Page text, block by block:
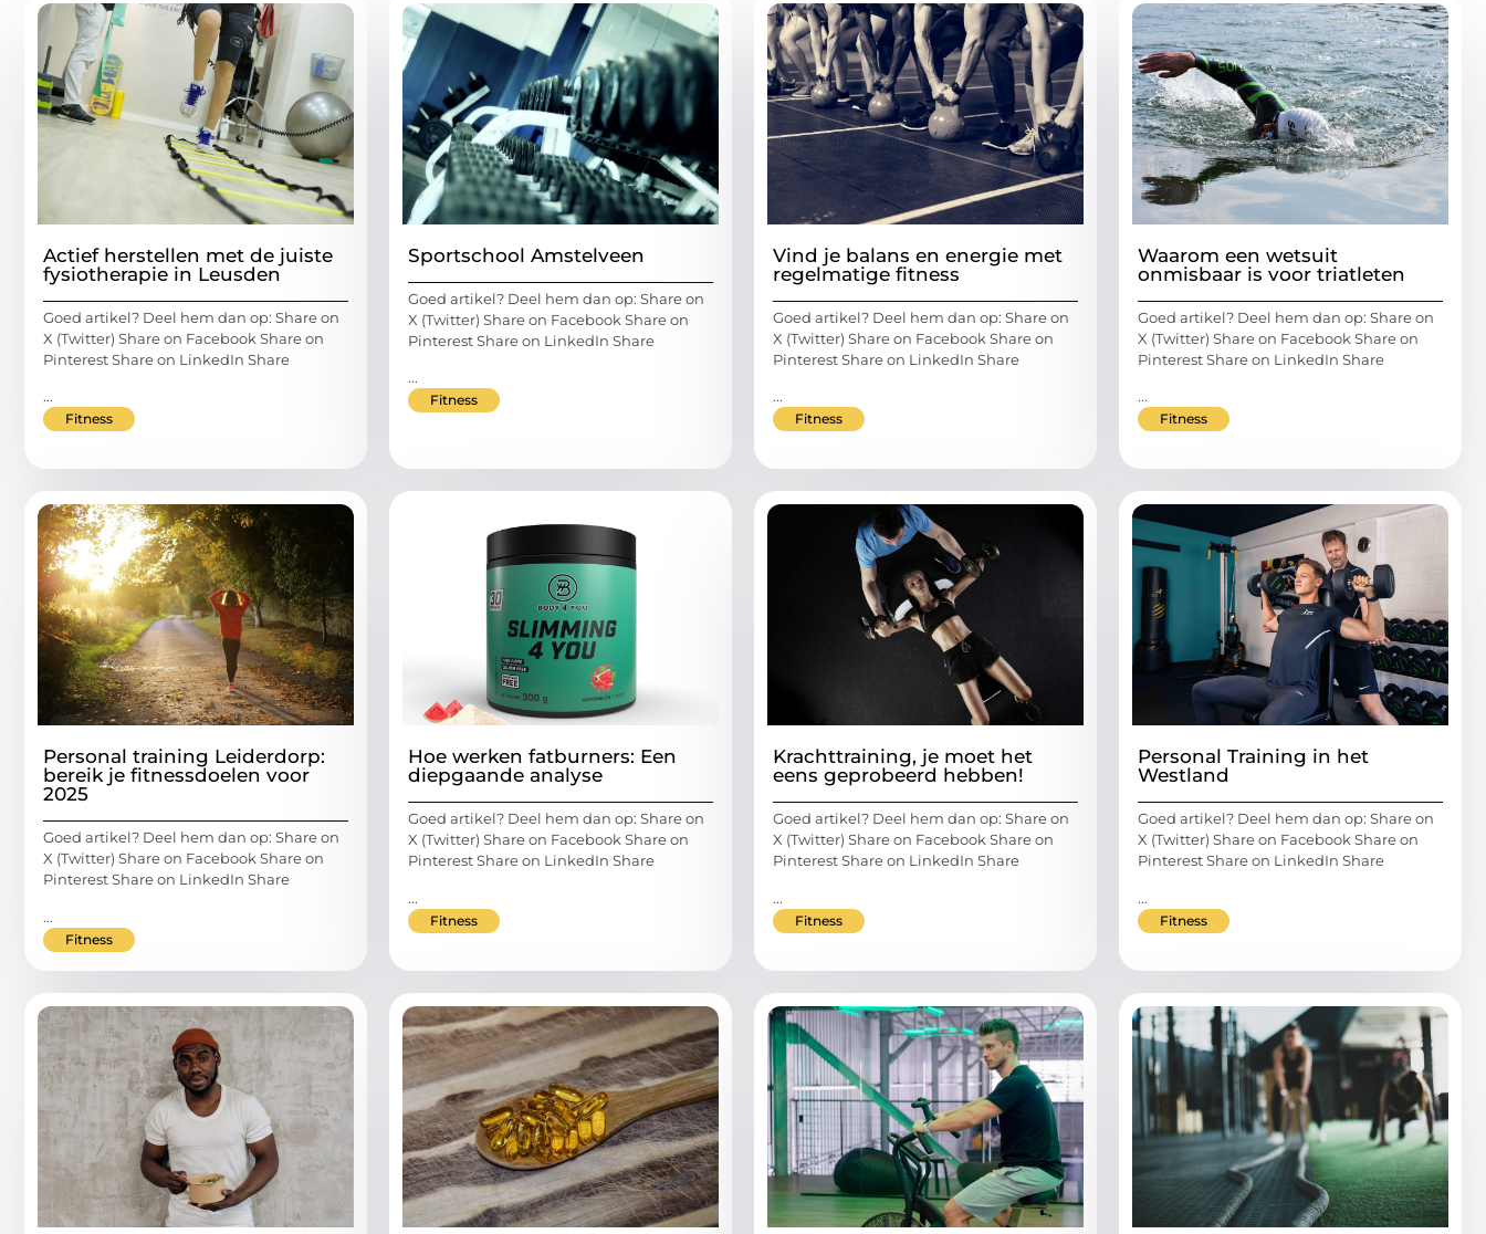
Actief herstellen met de juiste
fysiotherapie in Leusden
Goed artikel? Deel hem dan op: Share on
X (Twitter) Share on Facebook Share on
Pinterest Share on LinkedIn Share
...
Fitness
Sportschool Amstelveen
Goed artikel? Deel hem dan op: Share on
X (Twitter) Share on Facebook Share on
Pinterest Share on LinkedIn Share
...
Fitness
Vind je balans en energie met
regelmatige fitness
Goed artikel? Deel hem dan op: Share on
X (Twitter) Share on Facebook Share on
Pinterest Share on LinkedIn Share
...
Fitness
Waarom een wetsuit
onmisbaar is voor triatleten
Goed artikel? Deel hem dan op: Share on
X (Twitter) Share on Facebook Share on
Pinterest Share on LinkedIn Share
...
Fitness
Personal training Leiderdorp:
bereik je fitnessdoelen voor
2025
Goed artikel? Deel hem dan op: Share on
X (Twitter) Share on Facebook Share on
Pinterest Share on LinkedIn Share
...
Fitness
Hoe werken fatburners: Een
diepgaande analyse
Goed artikel? Deel hem dan op: Share on
X (Twitter) Share on Facebook Share on
Pinterest Share on LinkedIn Share
...
Fitness
Krachttraining, je moet het
eens geprobeerd hebben!
Goed artikel? Deel hem dan op: Share on
X (Twitter) Share on Facebook Share on
Pinterest Share on LinkedIn Share
...
Fitness
Personal Training in het
Westland
Goed artikel? Deel hem dan op: Share on
X (Twitter) Share on Facebook Share on
Pinterest Share on LinkedIn Share
...
Fitness